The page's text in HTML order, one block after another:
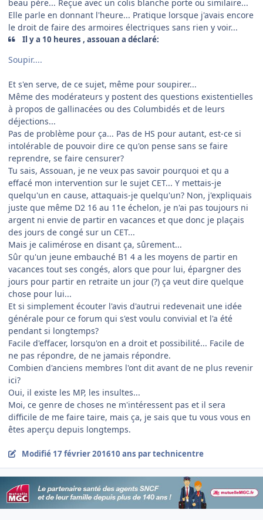
beau père... Reçue avec un colis blanche porte ou similaire...
Elle parle en donnant l'heure... Pratique lorsque j'avais encore
le droit de faire des armoires électriques sans rien y voir...
Il y a 10 heures , assouan a déclaré:
Soupir....
Et s'en serve, de ce sujet, même pour soupirer...
Même des modérateurs y postent des questions existentielles
à propos de gallinacées ou des Columbidés et de leurs
déjections...
Pas de problème pour ça... Pas de HS pour autant, est-ce si
intolérable de pouvoir dire ce qu'on pense sans se faire
reprendre, se faire censurer?
Tu sais, Assouan, je ne veux pas savoir pourquoi et qu a
effacé mon intervention sur le sujet CET... Y mettais-je
quelqu'un en cause, attaquais-je quelqu'un? Non, j'expliquais
juste que même D2 16 au 11e échelon, je n'ai pas toujours ni
argent ni envie de partir en vacances et que donc je plaçais
des jours de congé sur un CET...
Mais je calimérose en disant ça, sûrement...
Sûr qu'un jeune embauché B1 4 a les moyens de partir en
vacances tout ses congés, alors que pour lui, épargner des
jours pour partir en retraite un jour (?) ça veut dire quelque
chose pour lui...
Et si simplement écouter l'avis d'autrui redevenait une idée
générale pour ce forum qui s'est voulu convivial et l'a été
pendant si longtemps?
Facile d'effacer, lorsqu'on en a droit et possibilité... Facile de
ne pas répondre, de ne jamais répondre.
Combien d'anciens membres l'ont dit avant de ne plus revenir
ici?
Oui, il existe les MP, les insultes...
Moi, ce genre de choses ne m'intéressent pas et il sera
difficile de me faire taire, mais ça, je sais que tu vous vous en
êtes aperçu depuis longtemps.
Modifié 17 février 201610 ans par technicentre